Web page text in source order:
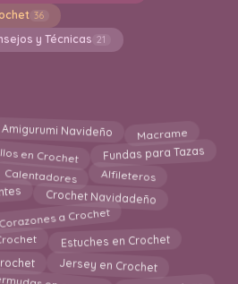
36
y Técnicas 21
Amigurumi Navideño Macrame
en Crochet Fundas para Tazas
Calentadores Alfileteros
Crochet Navidadeño
Corazones a Crochet
Estuches en Crochet
Jersey en Crochet